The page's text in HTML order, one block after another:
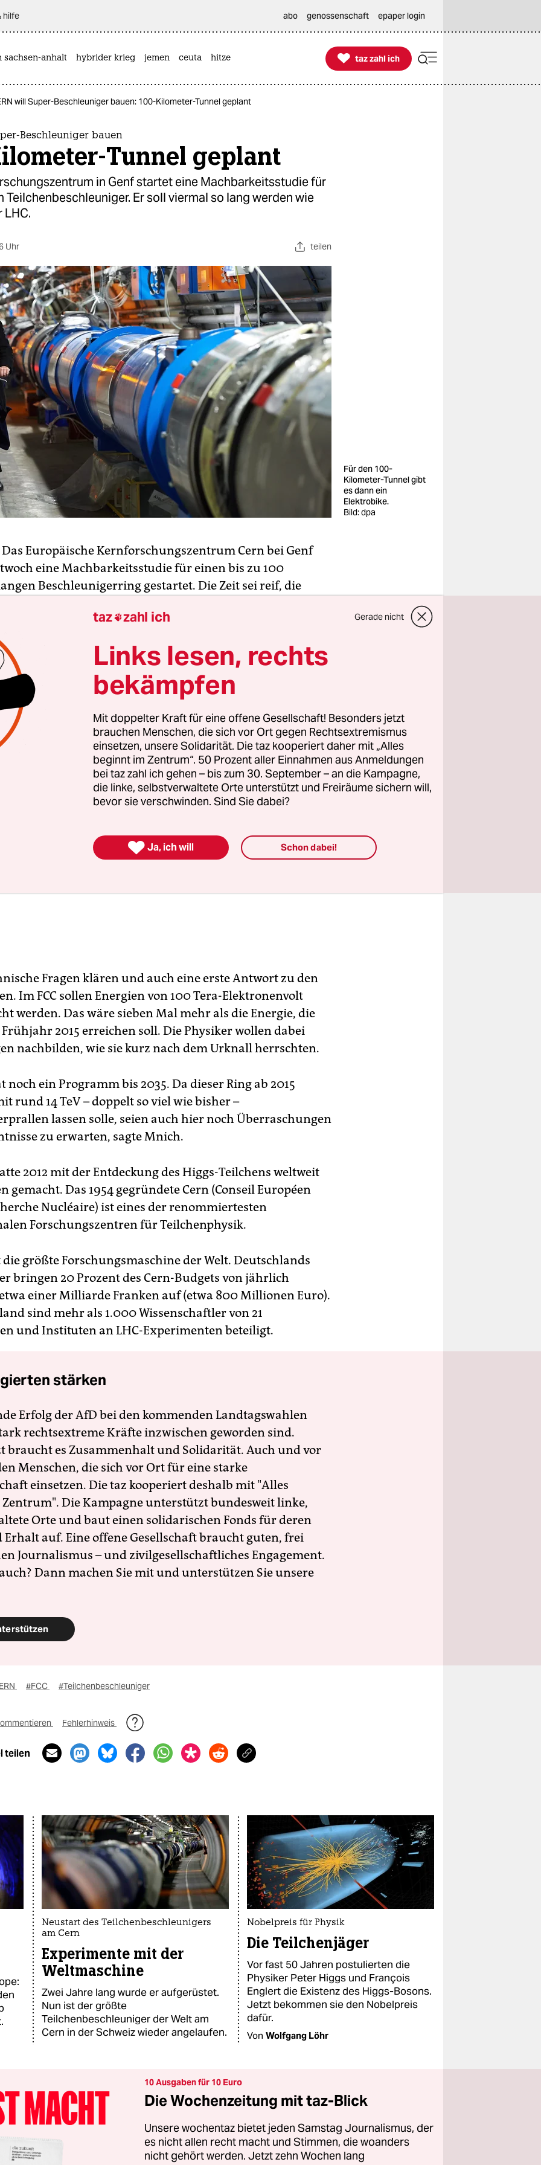
hilfe abo genossenschaft epaper login
sachsen-anhalt hybrider krieg jemen ceuta hitze 
taz zahl ich
taz zahl ich
will Super-Beschleuniger bauen: 100-Kilometer-Tunnel geplant
Beschleuniger bauen
Tunnel geplant
in Genf startet eine Machbarkeitsstudie für
Teilchenbeschleuniger. Er soll viermal so lang werden wie
LHC.
Uhr teilen
Für den 100-
Kilometer-Tunnel gibt
es dann ein
Elektrobike.
Bild: dpa
Das Europäische Kernforschungszentrum Cern bei Genf
eine Machbarkeitsstudie für einen bis zu 100
Beschleunigerring gestartet. Die Zeit sei reif, die
Colliders (LHC) voranzutreiben, teilte das
mit.
Future Circular Collider (FCC) werde in etwa fünf Jahren
Joachim Mnich vom Hamburger
Desy. Auch Wissenschaftler des Desy werden sich
weltweit an der Studie beteiligen.
Fragen klären und auch eine erste Antwort zu den
Im FCC sollen Energien von 100 Tera-Elektronenvolt
werden. Das wäre sieben Mal mehr als die Energie, die
Frühjahr 2015 erreichen soll. Die Physiker wollen dabei
nachbilden, wie sie kurz nach dem Urknall herrschten.
noch ein Programm bis 2035. Da dieser Ring ab 2015
rund 14 TeV – doppelt so viel wie bisher –
lassen solle, seien auch hier noch Überraschungen
zu erwarten, sagte Mnich.
2012 mit der Entdeckung des Higgs-Teilchens weltweit
gemacht. Das 1954 gegründete Cern (Conseil Européen
Nucléaire) ist eines der renommiertesten
Forschungszentren für Teilchenphysik.
die größte Forschungsmaschine der Welt. Deutschlands
bringen 20 Prozent des Cern-Budgets von jährlich
einer Milliarde Franken auf (etwa 800 Millionen Euro).
sind mehr als 1.000 Wissenschaftler von 21
und Instituten an LHC-Experimenten beteiligt.
stärken
Erfolg der AfD bei den kommenden Landtagswahlen
rechtsextreme Kräfte inzwischen geworden sind.
braucht es Zusammenhalt und Solidarität. Auch und vor
Menschen, die sich vor Ort für eine starke
einsetzen. Die taz kooperiert deshalb mit "Alles
Die Kampagne unterstützt bundesweit linke,
Orte und baut einen solidarischen Fonds für deren
Erhalt auf. Eine offene Gesellschaft braucht guten, frei
Journalismus – und zivilgesellschaftliches Engagement.
Dann machen Sie mit und unterstützen Sie unsere
#FCC #Teilchenbeschleuniger
Fehlerhinweis
teilen
Neustart des Teilchenbeschleunigers
am Cern
Experimente mit der
Weltmaschine
Zwei Jahre lang wurde er aufgerüstet.
Nun ist der größte
Teilchenbeschleuniger der Welt am
Cern in der Schweiz wieder angelaufen.
Nobelpreis für Physik
Die Teilchenjäger
Vor fast 50 Jahren postulierten die
Physiker Peter Higgs und François
Englert die Existenz des Higgs-Bosons.
Jetzt bekommen sie den Nobelpreis
dafür.
Von Wolfgang Löhr
10 Ausgaben für 10 Euro
Die Wochenzeitung mit taz-Blick
Unsere wochentaz bietet jeden Samstag Journalismus, der
es nicht allen recht macht und Stimmen, die woanders
nicht gehört werden. Jetzt zehn Wochen lang
taz zahl ich Gerade nicht
Links lesen, rechts
bekämpfen
Mit doppelter Kraft für eine offene Gesellschaft! Besonders jetzt
brauchen Menschen, die sich vor Ort gegen Rechtsextremismus
einsetzen, unsere Solidarität. Die taz kooperiert daher mit „Alles
beginnt im Zentrum“. 50 Prozent aller Einnahmen aus Anmeldungen
bei taz zahl ich gehen – bis zum 30. September – an die Kampagne,
die linke, selbstverwaltete Orte unterstützt und Freiräume sichern will,
bevor sie verschwinden. Sind Sie dabei?
 Ja, ich will Schon dabei!